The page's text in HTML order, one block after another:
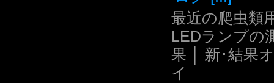
最近の爬虫類
LEDランプの
果 │ 新･結果
イ